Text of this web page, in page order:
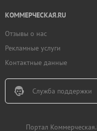
КОММЕРЧЕСКАЯ.RU
Отзывы о нас
Рекламные услуги
Контактные данные
Служба поддержки
Портал